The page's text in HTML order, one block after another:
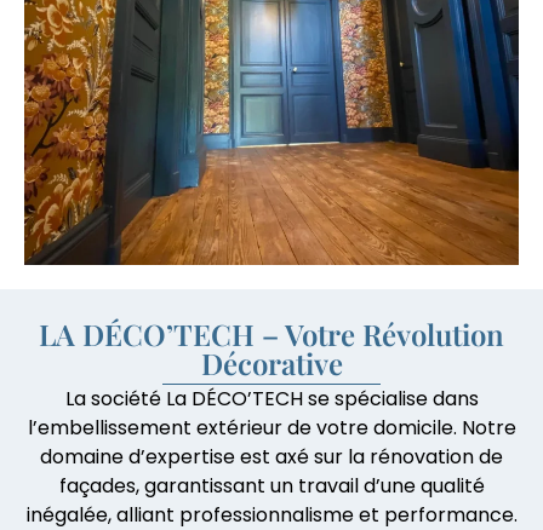
LA DÉCO’TECH – Votre Révolution
Décorative
La société La DÉCO’TECH se spécialise dans
l’embellissement extérieur de votre domicile. Notre
domaine d’expertise est axé sur la rénovation de
façades, garantissant un travail d’une qualité
inégalée, alliant professionnalisme et performance.